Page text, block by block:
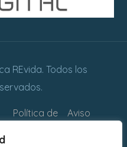
REvida. Todos los
Política de
Aviso